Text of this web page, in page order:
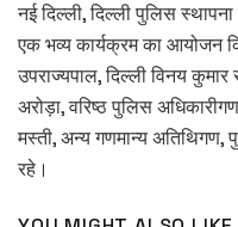
नई दिल्ली, दिल्ली पुलिस
एक भव्य कार्यक्रम का आयोजन
उपराज्यपाल, दिल्ली विनय
अरोड़ा, वरिष्ठ पुलिस
मस्ती, अन्य गणमान्य अतिथिगण,
रहे।